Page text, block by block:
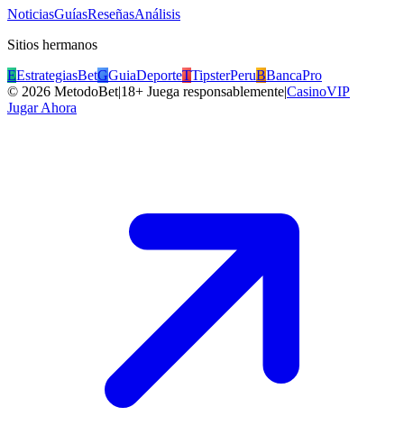
NoticiasGuíasReseñasAnálisis
Sitios hermanos
EEstrategiasBetGGuiaDeporteTTipsterPeruBBancaPro
© 2026 MetodoBet|18+ Juega responsablemente|CasinoVIP
Jugar Ahora